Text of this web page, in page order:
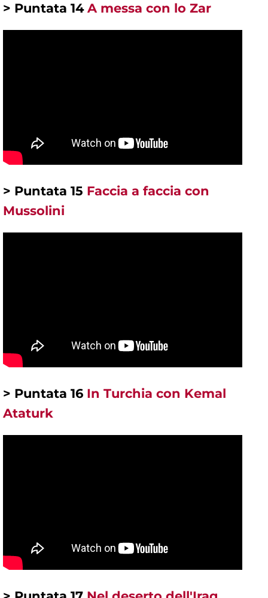
> Puntata 14 A messa con lo Zar
> Puntata 15 Faccia a faccia con
Mussolini
> Puntata 16 In Turchia con Kemal
Ataturk